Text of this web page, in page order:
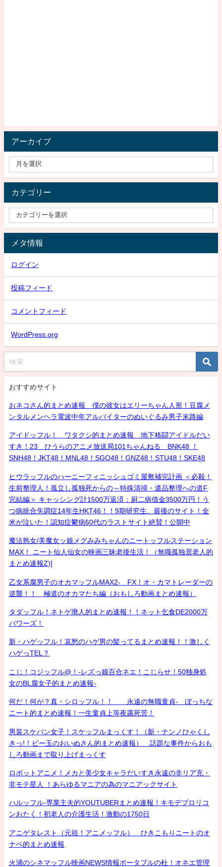
アーカイブ
カテゴリー
メタ情報
ログイン
投稿フィード
コメントフィード
WordPress.org
おすすめサイト
おネコさん的まとめ速報 僕の彼女はエリーちゃん人形！豆腐メ
ンタルメンヘラ電波中年アルバイターのぬいぐるみ男子末路編
アイドッフル！ ワタクシ的まとめ速報 地下格闘アイドルだい
すき！23 ひうらのアニメ放送局101ちゃんねる BNK48 ！
SNH48！JKT48！MNL48！SGO48！GNZ48！STU48！SKE48
ヒウラッフルのハーニーフィニッシュゴミ屋敷補完計画 ＜必殺！
生前整理人！孤立し孤独死からの～特殊清掃・遺品整理への道F
完結編＞ キャッシング計1500万返済：厨二病借金3500万円！う
つ病統合失調症14年生HKT46！！9期研究生、最後のサイト！全
米が泣いた！認知症鬱病60代のラストサイト絶賛！公開中
魔法熟女/美魔女ッ娘メグみみちゃんのニートッフルステーション
MAX！ ニート仙人仙女の映画三昧老後生活！（無職孤独居老人的
まとめ速報Z)]
乙女系腐男子のオカマッフルMAX2- FX！オ・カマトレーダーの
逆襲！！ 極道のオカマたち編（おもしろ動画まとめ速報）
タダッフル！ネトゲ廃人的まとめ速報！！ネット乞食DE2000万
パワーズ！
新・ハゲッフル！哀愁のハゲ男の髪ってるまとめ速報！！激しく
ハゲっTEL？
こじ！コジッフル@！-レズっ娘百合ネエ！こじらせ！50独身処
女のBL腐女子的まとめ速報-
何だ！何が？真・シロッフル！！ 永遠の無職童貞- ぼっちな
ニート的まとめ速報！一生童貞上等夜露死苦！
男装スケバン女子！スケッフルまっくす！（新・ナンノひゃくし
きっ!！ビー玉のおいぬさん的まとめ速報） 話題な事件からおも
しろ動画まで取り上げまっくす
ロボットアニメ！メカと美少女キャラだいすき永遠の非リア充・
非モテ星人 ！あらゆるマニアの為のマニアックサイト
ハルッフル-専業主夫的YOUTUBERまとめ速報！キモデブロリコ
ンおたく！初老人の介護生活！激動の1750日
アニゲタレスト（元祖！アニメッフル） ひきこもりニートのオ
ナベ的まとめ速報
火浦のシネマッフル映画NEWS情報ポータブルの杜！オネエ管理